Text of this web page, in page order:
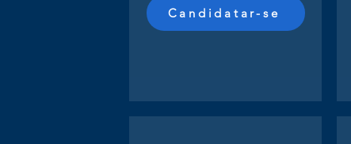
Candidatar-se